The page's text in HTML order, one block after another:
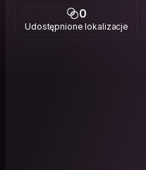
0
Udostępnione lokalizacje